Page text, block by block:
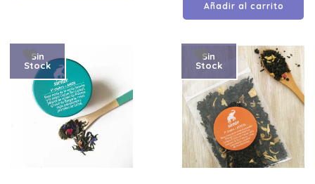
Añadir al carrito
Sin
Stock
Sin
Stock